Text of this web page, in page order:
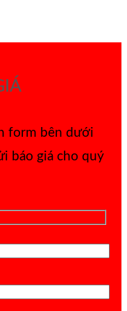
form bên dưới
báo giá cho quý